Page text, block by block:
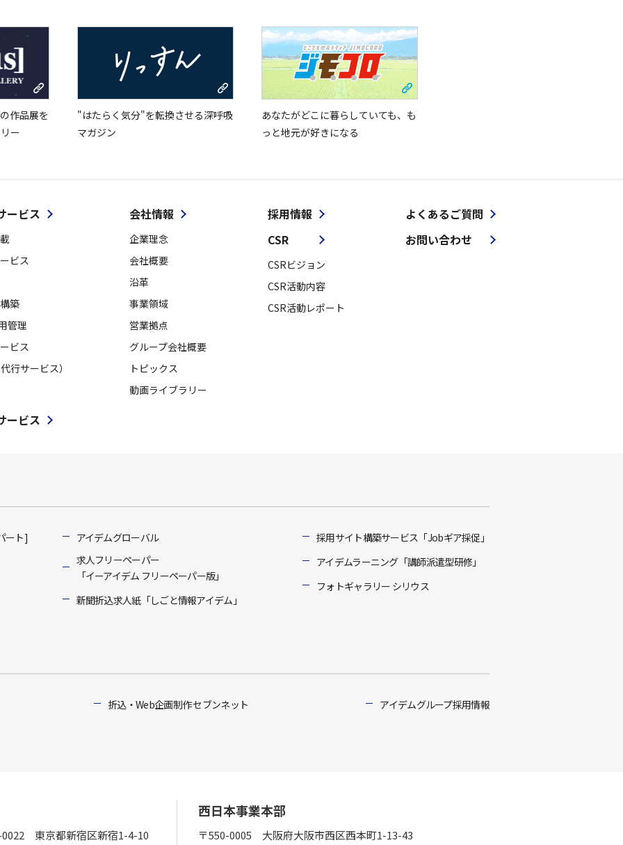
作品展を
ー
"はたらく気分"を転換させる深呼吸
マガジン
あなたがどこに暮らしていても、も
っと地元が好きになる
ービス
ビス
築
管理
ビス
行サービス）
ービス
会社情報
企業理念
会社概要
沿革
事業領域
営業拠点
グループ会社概要
トピックス
動画ライブラリー
採用情報
CSR
CSRビジョン
CSR活動内容
CSR活動レポート
よくあるご質問
お問い合わせ
ート]
アイデムグローバル
求人フリーペーパー
「イーアイデム フリーペーパー版」
新聞折込求人紙「しごと情報アイデム」
採用サイト構築サービス「Jobギア採促」
アイデムラーニング「講師派遣型研修」
フォトギャラリー シリウス
折込・Web企画制作 セブンネット アイデムグループ採用情報
0022 東京都新宿区新宿1-4-10
西日本事業本部
〒550-0005 大阪府大阪市西区西本町1-13-43